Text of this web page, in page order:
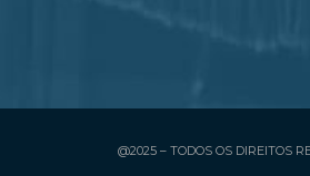
@2025 – TODOS OS DIREITOS